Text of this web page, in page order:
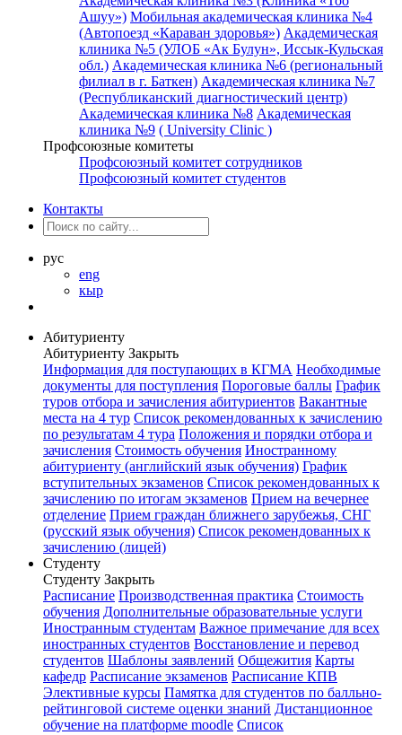
Ашуу») Мобильная академическая клиника №4
(Автопоезд «Караван здоровья») Академическая
клиника №5 (УЛОБ «Ак Булун», Иссык-Кульская
обл.) Академическая клиника №6 (региональный
филиал в г. Баткен) Академическая клиника №7
(Республиканский диагностический центр)
Академическая клиника №8 Академическая
клиника №9 ( University Clinic )
Профсоюзные комитеты
Профсоюзный комитет сотрудников
Профсоюзный комитет студентов
Контакты
рус
eng
кыр
Абитуриенту
Абитуриенту Закрыть
Информация для поступающих в КГМА Необходимые
документы для поступления Пороговые баллы График
туров отбора и зачисления абитуриентов Вакантные
места на 4 тур Список рекомендованных к зачислению
по результатам 4 тура Положения и порядки отбора и
зачисления Стоимость обучения Иностранному
абитуриенту (английский язык обучения) График
вступительных экзаменов Список рекомендованных к
зачислению по итогам экзаменов Прием на вечернее
отделение Прием граждан ближнего зарубежья, СНГ
(русский язык обучения) Список рекомендованных к
зачислению (лицей)
Студенту
Студенту Закрыть
Расписание Производственная практика Стоимость
обучения Дополнительные образовательные услуги
Иностранным студентам Важное примечание для всех
иностранных студентов Восстановление и перевод
студентов Шаблоны заявлений Общежития Карты
кафедр Расписание экзаменов Расписание КПВ
Элективные курсы Памятка для студентов по балльно-
рейтинговой системе оценки знаний Дистанционное
обучение на платформе moodle Список